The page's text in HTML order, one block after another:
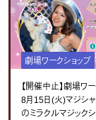
劇場ワークショップ
【開催中止】劇場ワー
8月15日(火)マジシ
のミラクルマジック